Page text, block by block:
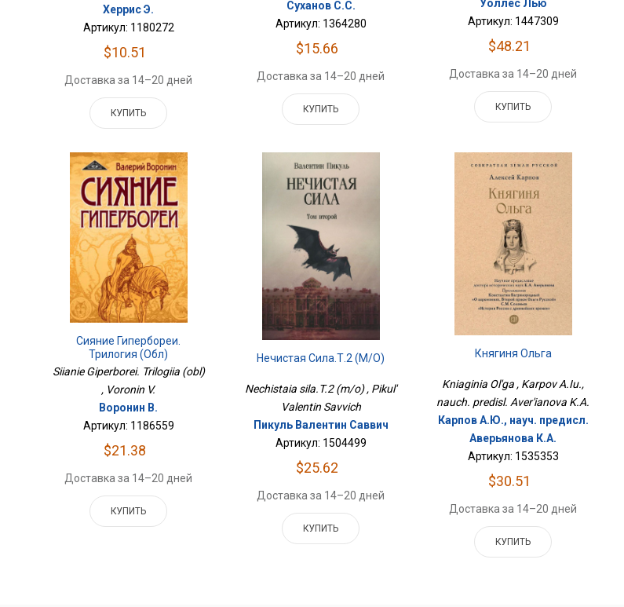
Херрис Э.
Артикул: 1180272
$10.51
Доставка за 14–20 дней
КУПИТЬ
Суханов С.С.
Артикул: 1364280
$15.66
Доставка за 14–20 дней
КУПИТЬ
Уоллес Лью
Артикул: 1447309
$48.21
Доставка за 14–20 дней
КУПИТЬ
Сияние Гипербореи.
Трилогия (обл)
Siianie Giperborei. Trilogiia (obl)
, Voronin V.
Воронин В.
Артикул: 1186559
$21.38
Доставка за 14–20 дней
КУПИТЬ
Нечистая Сила.Т.2 (м/о)
Nechistaia sila.T.2 (m/o) , Pikul'
Valentin Savvich
Пикуль Валентин Саввич
Артикул: 1504499
$25.62
Доставка за 14–20 дней
КУПИТЬ
Княгиня Ольга
Kniaginia Ol'ga , Karpov A.Iu.,
nauch. predisl. Aver'ianova K.A.
Карпов А.Ю., науч. предисл.
Аверьянова К.А.
Артикул: 1535353
$30.51
Доставка за 14–20 дней
КУПИТЬ